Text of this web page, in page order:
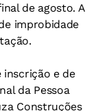
de agosto. A
improbidade
e de
da Pessoa
Construções